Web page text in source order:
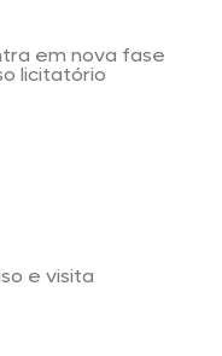
em nova fase
licitatório
e visita